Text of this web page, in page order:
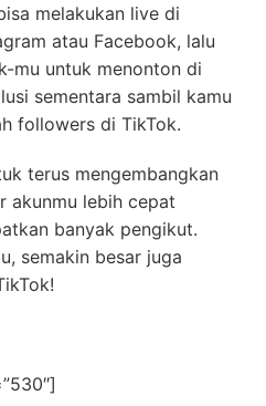
melakukan live di
atau Facebook, lalu
mu untuk menonton di
sementara sambil kamu
followers di TikTok.
terus mengembangkan
akunmu lebih cepat
banyak pengikut.
semakin besar juga